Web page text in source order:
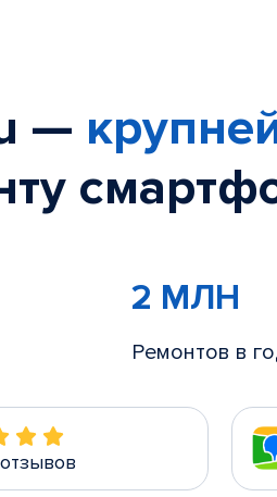
—
2 МЛН
Ремонтов в